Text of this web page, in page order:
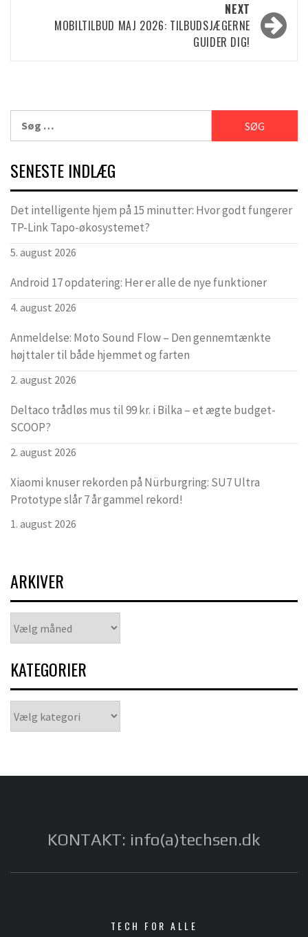
NEXT
MOBILTILBUD MAJ 2026: TILBUDSJÆGERNE
GUIDER DIG!
efter:
SENESTE INDLÆG
Det intelligente hjem på 15 minutter: Hvor godt fungerer
TP-Link Tapo-økosystemet?
5. august 2026
Android 17 opdatering: Her er alle de nye funktioner
4. august 2026
Anmeldelse: Moto Sound Flow – Den gennemtænkte
højttaler til både hjemmet og farten
2. august 2026
Deltaco trådløs mus til 99 kr. i Bilka – et ægte budget-
SCOOP?
2. august 2026
Xiaomi knuser rekorden på Nürburgring: SU7 Ultra
Prototype slår 7 år gammel rekord!
1. august 2026
ARKIVER
KATEGORIER
KONTAKT: info(a)techsen.dk
TECH FOR ALLE